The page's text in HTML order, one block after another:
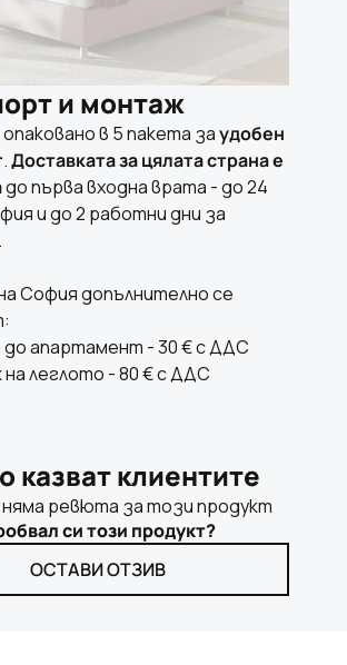
и монтаж
в 5 пакета заудобен
.Доставката за цялата страна е
до първа входна врата - до 24
и до 2 работни дни за
София допълнително се
до апартамент - 30 € с ДДС
леглото - 80 € с ДДС
казват клиентите
ревюта за този продукт
си този продукт?
ОСТАВИ ОТЗИВ